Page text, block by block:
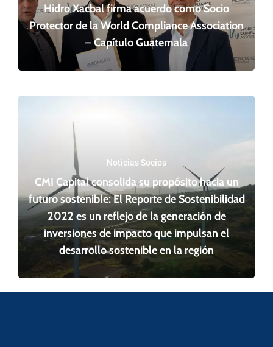
Hidro Xacbal firma acuerdo como Socio
Protector de la World Compliance Association
– Capítulo Guatemala
Noticias Socios
CMI Capital consolida su propósito hacia un
futuro sostenible: El Reporte de Sostenibilidad
2022 es un reflejo de la generación de
inversiones de impacto que impulsan el
desarrollo sostenible en la región